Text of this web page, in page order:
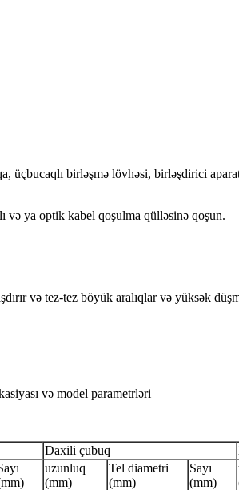
üçbucaqlı birləşmə lövhəsi, birləşdirici
ya optik kabel qoşulma qülləsinə qoşun.
və tez-tez böyük aralıqlar və yüksək
və model parametrləri
Daxili çubuq
uzunluq
(mm)
Tel diametri
(mm)
Sayı
(mm)